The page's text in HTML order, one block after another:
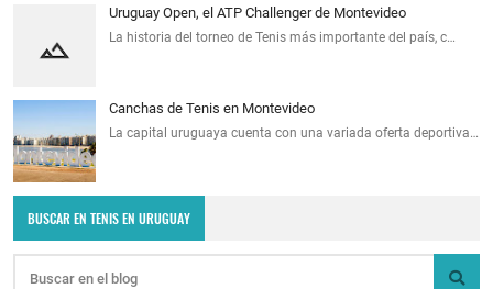
Uruguay Open, el ATP Challenger de Montevideo
La historia del torneo de Tenis más importante del país, c…
Canchas de Tenis en Montevideo
La capital uruguaya cuenta con una variada oferta deportiva…
BUSCAR EN TENIS EN URUGUAY